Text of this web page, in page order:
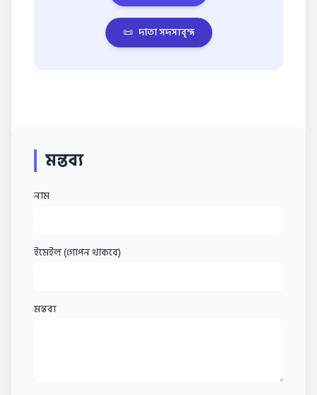
📜 দাতা সদস্যবৃন্দ
মন্তব্য
নাম
ইমেইল (গোপন থাকবে)
মন্তব্য